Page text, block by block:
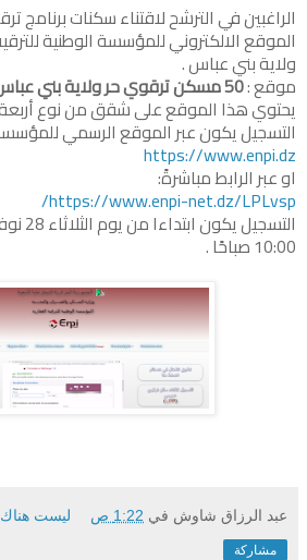
الراغبين في الترشح لاقتناء سكنات برنامج
الموقع الالكتروني للمؤسسة الوطنية
ولاية بني عباس .
موقع :
يحتوي هذا الموقع على شقق من نوع
التسجيل يكون عبر الموقع الرسمي
https://www.enpi.dz
او عبر الرابط مباشرةً:
https://www.enpi-net.dz/LPLvsp/
10:00 صباحًا .
عبد الرزاق شاوش في 1:22 ص ليست هناك
مشاركة